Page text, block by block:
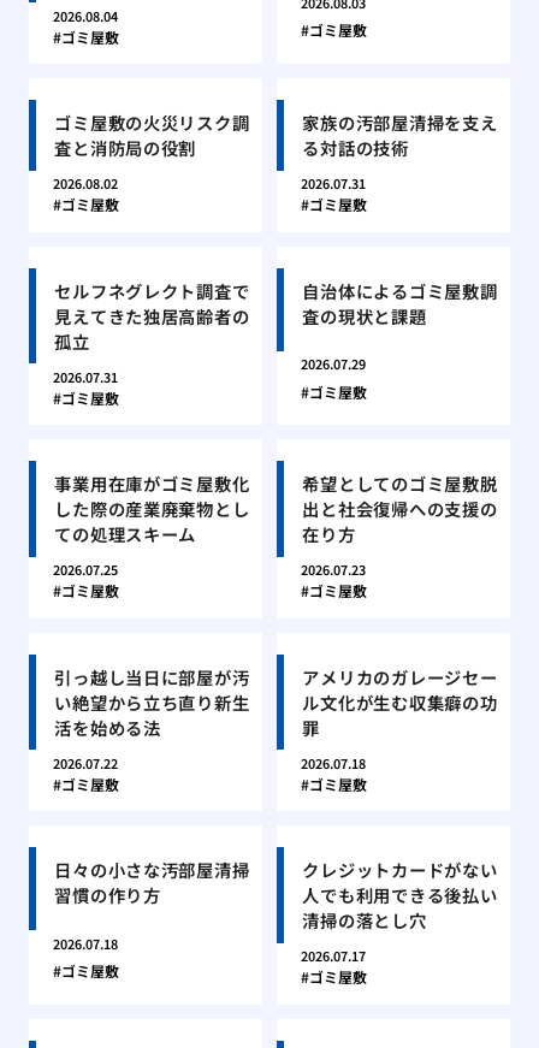
2026.08.04
ゴミ屋敷 ゴミ屋敷
ゴミ屋敷の火災リスク調
査と消防局の役割
2026.08.02
ゴミ屋敷
家族の汚部屋清掃を支え
る対話の技術
2026.07.31
ゴミ屋敷
セルフネグレクト調査で
見えてきた独居高齢者の
孤立
2026.07.31
ゴミ屋敷
自治体によるゴミ屋敷調
査の現状と課題
2026.07.29
ゴミ屋敷
事業用在庫がゴミ屋敷化
した際の産業廃棄物とし
ての処理スキーム
2026.07.25
ゴミ屋敷
希望としてのゴミ屋敷脱
出と社会復帰への支援の
在り方
2026.07.23
ゴミ屋敷
引っ越し当日に部屋が汚
い絶望から立ち直り新生
活を始める法
2026.07.22
ゴミ屋敷
アメリカのガレージセー
ル文化が生む収集癖の功
罪
2026.07.18
ゴミ屋敷
日々の小さな汚部屋清掃
習慣の作り方
2026.07.18
ゴミ屋敷
クレジットカードがない
人でも利用できる後払い
清掃の落とし穴
2026.07.17
ゴミ屋敷